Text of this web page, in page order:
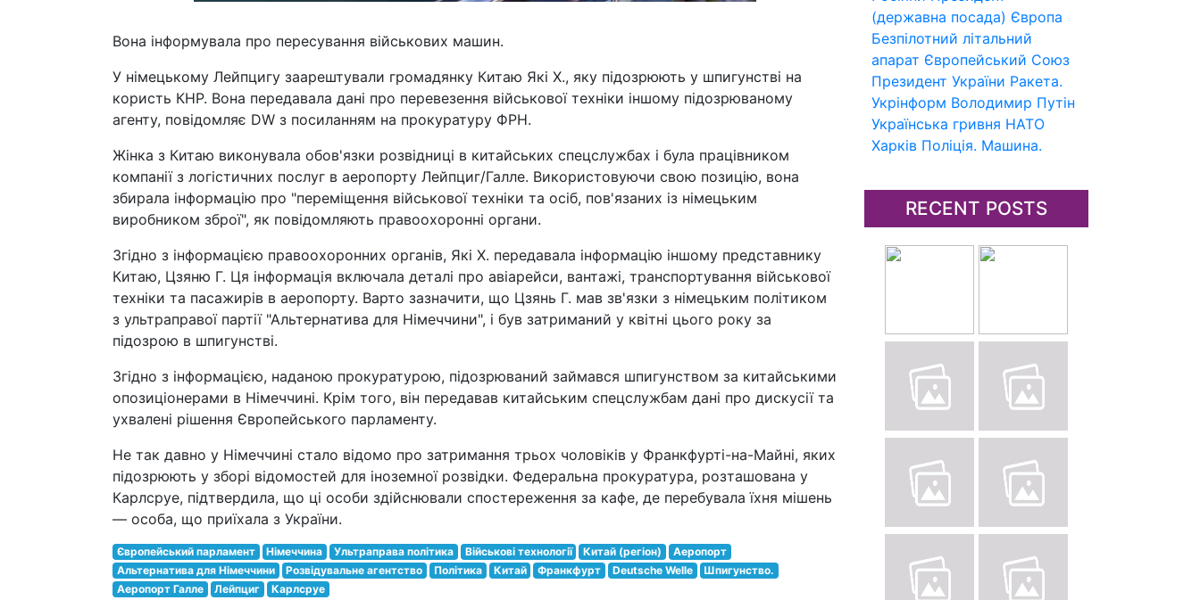
(державна посада) Європа
Безпілотний літальний
апарат Європейський Союз
Президент України Ракета.
Укрінформ Володимир Путін
Українська гривня НАТО
Харків Поліція. Машина.
RECENT POSTS
Вона інформувала про пересування військових машин.
У німецькому Лейпцигу заарештували громадянку Китаю Які X., яку підозрюють у шпигунстві на
користь КНР. Вона передавала дані про перевезення військової техніки іншому підозрюваному
агенту, повідомляє DW з посиланням на прокуратуру ФРН.
Жінка з Китаю виконувала обов'язки розвідниці в китайських спецслужбах і була працівником
компанії з логістичних послуг в аеропорту Лейпциг/Галле. Використовуючи свою позицію, вона
збирала інформацію про "переміщення військової техніки та осіб, пов'язаних із німецьким
виробником зброї", як повідомляють правоохоронні органи.
Згідно з інформацією правоохоронних органів, Які Х. передавала інформацію іншому представнику
Китаю, Цзяню Г. Ця інформація включала деталі про авіарейси, вантажі, транспортування військової
техніки та пасажирів в аеропорту. Варто зазначити, що Цзянь Г. мав зв'язки з німецьким політиком
з ультраправої партії "Альтернатива для Німеччини", і був затриманий у квітні цього року за
підозрою в шпигунстві.
Згідно з інформацією, наданою прокуратурою, підозрюваний займався шпигунством за китайськими
опозиціонерами в Німеччині. Крім того, він передавав китайським спецслужбам дані про дискусії та
ухвалені рішення Європейського парламенту.
Не так давно у Німеччині стало відомо про затримання трьох чоловіків у Франкфурті-на-Майні, яких
підозрюють у зборі відомостей для іноземної розвідки. Федеральна прокуратура, розташована у
Карлсруе, підтвердила, що ці особи здійснювали спостереження за кафе, де перебувала їхня мішень
— особа, що приїхала з України.
Європейський парламент Німеччина Ультраправа політика Військові технології Китай (регіон)
Аеропорт
Альтернатива для Німеччини
Розвідувальне агентство Політика Китай Франкфурт Deutsche Welle
Шпигунство.
Аеропорт Галле
Лейпциг Карлсруе